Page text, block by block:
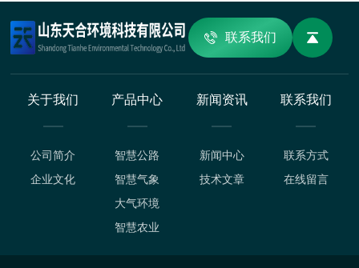
联系我们
关于我们
公司简介
企业文化
产品中心
智慧公路
智慧气象
大气环境
智慧农业
新闻资讯
新闻中心
技术文章
联系我们
联系方式
在线留言